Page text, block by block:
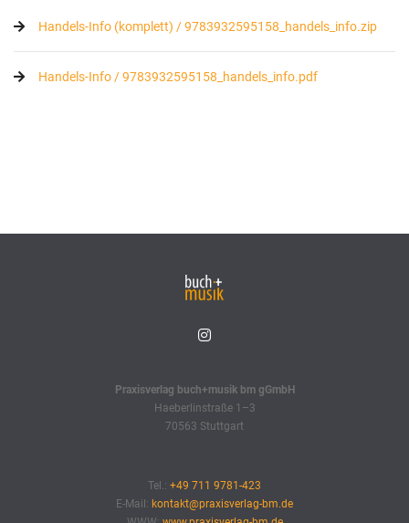
Handels-Info (komplett) / 9783932595158_handels_info.zip
Handels-Info / 9783932595158_handels_info.pdf
Praxisverlag buch+musik bm gGmbH
Haeberlinstraße 1–3
70563 Stuttgart
Tel.: +49 711 9781-423
E-Mail: kontakt@praxisverlag-bm.de